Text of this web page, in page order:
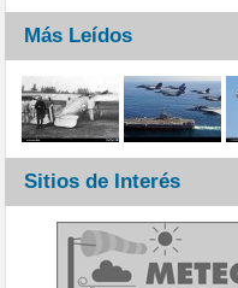
Más Leídos
Sitios de Interés